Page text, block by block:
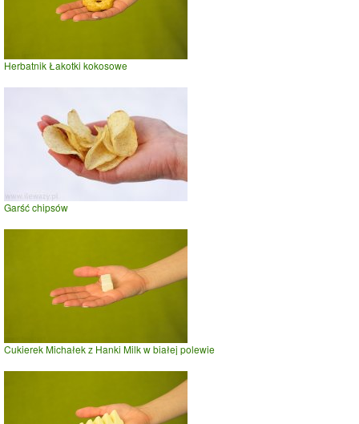
Herbatnik Łakotki kokosowe
Garść chipsów
Cukierek Michałek z Hanki Milk w białej polewie